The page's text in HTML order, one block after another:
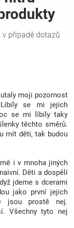
moji pozornost
Líbily se mi jejich
se mi líbily taky
těchto směrů.
mít děti, tak budou
i v mnoha jiných
Děti a dospělí
jdeme s dcerami
jako první jejich
jsou prostě nej.
Všechny tyto nej